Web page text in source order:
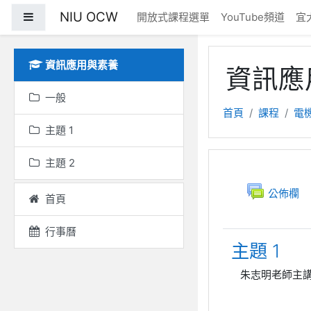
NIU OCW 開放式課程選單 YouTube頻道 宜
資訊應用與素養
一般
主題 1
主題 2
首頁
行事曆
資訊
首頁 課程 電
主題大綱
一般 公佈欄
討論區
主題 1
朱志明老師主